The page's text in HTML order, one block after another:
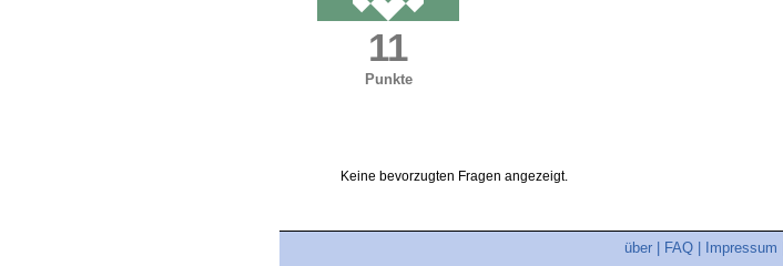
11
Punkte
Keine bevorzugten Fragen angezeigt.
über FAQ Impressum